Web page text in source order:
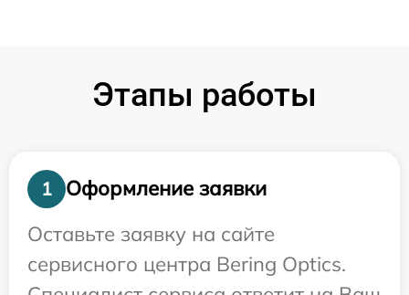
Этапы работы
1
Оформление заявки
Оставьте заявку на сайте
сервисного центра Bering Optics.